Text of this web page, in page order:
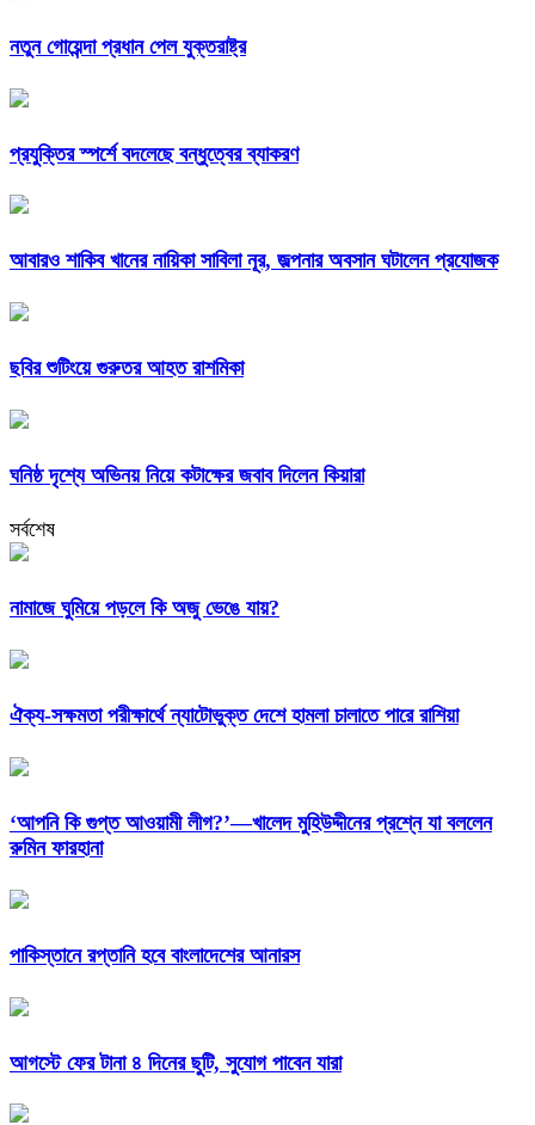
নতুন গোয়েন্দা প্রধান পেল যুক্তরাষ্ট্র
প্রযুক্তির স্পর্শে বদলেছে বন্ধুত্বের ব্যাকরণ
আবারও শাকিব খানের নায়িকা সাবিলা নূর, জল্পনার অবসান ঘটালেন প্রযোজক
ছবির শুটিংয়ে গুরুতর আহত রাশমিকা
ঘনিষ্ঠ দৃশ্যে অভিনয় নিয়ে কটাক্ষের জবাব দিলেন কিয়ারা
সর্বশেষ
নামাজে ঘুমিয়ে পড়লে কি অজু ভেঙে যায়?
ঐক্য-সক্ষমতা পরীক্ষার্থে ন্যাটোভুক্ত দেশে হামলা চালাতে পারে রাশিয়া
‘আপনি কি গুপ্ত আওয়ামী লীগ?’—খালেদ মুহিউদ্দীনের প্রশ্নে যা বললেন
রুমিন ফারহানা
পাকিস্তানে রপ্তানি হবে বাংলাদেশের আনারস
আগস্টে ফের টানা ৪ দিনের ছুটি, সুযোগ পাবেন যারা